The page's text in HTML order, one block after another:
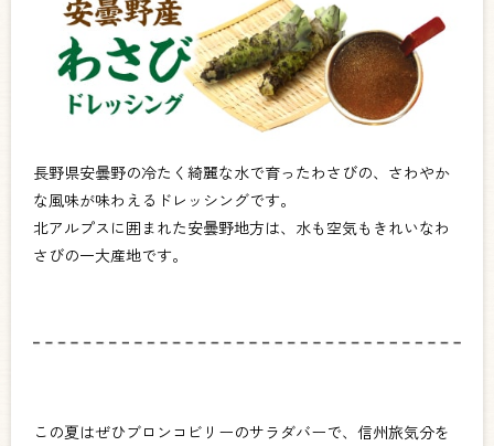
長野県安曇野の冷たく綺麗な水で育ったわさびの、さわやか
な風味が味わえるドレッシングです。
北アルプスに囲まれた安曇野地方は、水も空気もきれいなわ
さびの一大産地です。
この夏はぜひブロンコビリーのサラダバーで、信州旅気分を